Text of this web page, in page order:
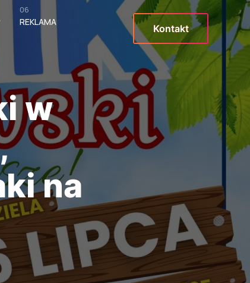
Kontakt
REKLAMA
06
w
na